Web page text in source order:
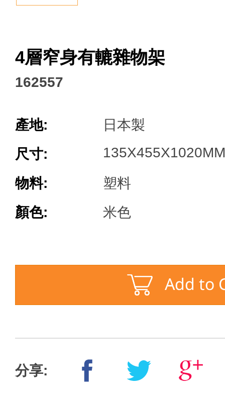
Facebook
4層窄身有轆雜物架
162557
產地:
日本製
尺寸:
物料:
塑料
顏色:
米色
分享: